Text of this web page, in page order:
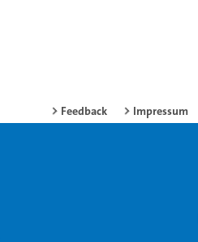
Feedback Impressum